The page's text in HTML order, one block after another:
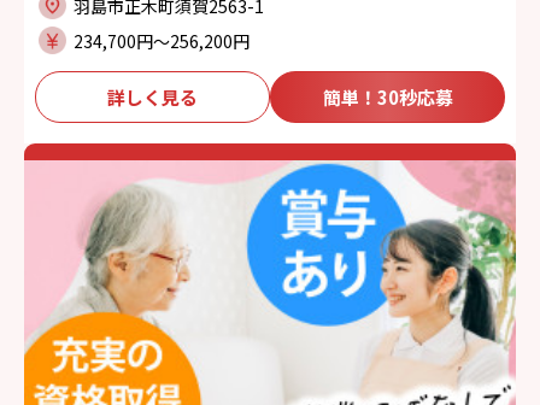
羽島市正木町須賀2563-1
234,700円〜256,200円
詳しく見る 簡単！30秒応募